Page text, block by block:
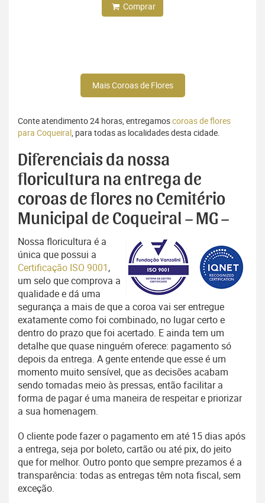
Comprar
Mais Coroas de Flores
Conte atendimento 24 horas, entregamoscoroas de flores
para Coqueiral, para todas as localidades desta cidade.
Diferenciais da nossa
floricultura na entrega de
coroas de flores no Cemitério
Municipal de Coqueiral – MG –
Nossa floricultura é a
única que possui a
Certificação ISO 9001,
um selo que comprova a
qualidade e dá uma
segurança a mais de que a coroa vai ser entregue
exatamente como foi combinado, no lugar certo e
dentro do prazo que foi acertado. E ainda tem um
detalhe que quase ninguém oferece: pagamento só
depois da entrega. A gente entende que esse é um
momento muito sensível, que as decisões acabam
sendo tomadas meio às pressas, então facilitar a
forma de pagar é uma maneira de respeitar e priorizar
a sua homenagem.
O cliente pode fazer o pagamento em até 15 dias após
a entrega, seja por boleto, cartão ou até pix, do jeito
que for melhor. Outro ponto que sempre prezamos é a
transparência: todas as entregas têm nota fiscal, sem
exceção.